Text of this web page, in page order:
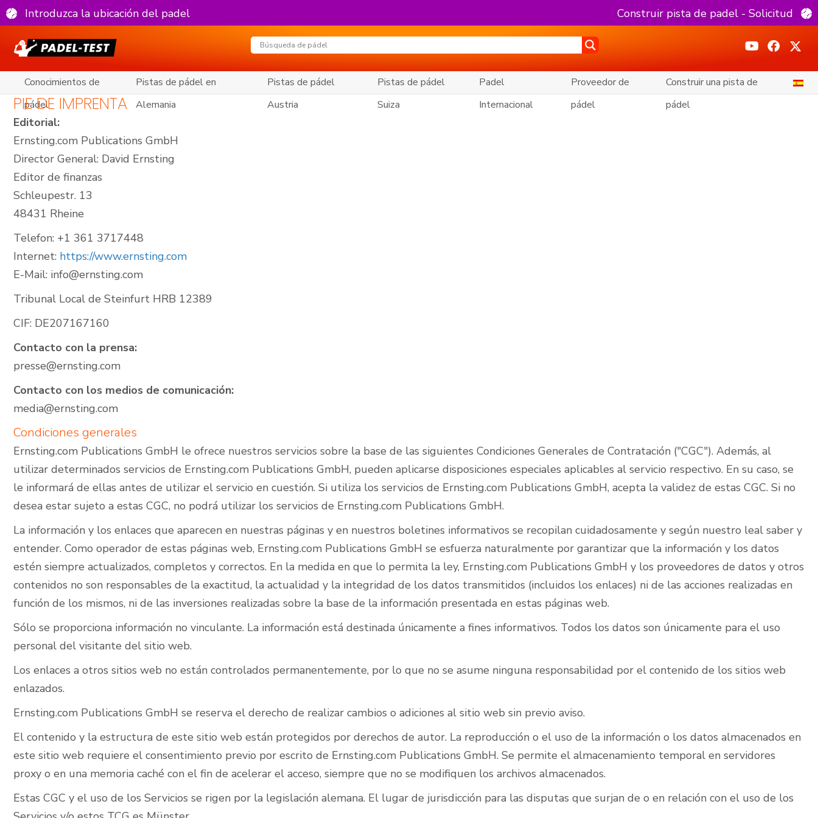
Introduzca la ubicación del padel Construir pista de padel - Solicitud
Conocimientos de
pádel
Pistas de pádel en
Alemania
Pistas de pádel
Austria
Pistas de pádel
Suiza
Padel
Internacional
Proveedor de
pádel
Construir una pista de
pádel
PIE DE IMPRENTA
Editorial:
Ernsting.com Publications GmbH
Director General: David Ernsting
Editor de finanzas
Schleupestr. 13
48431 Rheine
Telefon: +1 361 3717448
Internet: https://www.ernsting.com
E-Mail: info@ernsting.com
Tribunal Local de Steinfurt HRB 12389
CIF: DE207167160
Contacto con la prensa:
presse@ernsting.com
Contacto con los medios de comunicación:
media@ernsting.com
Condiciones generales
Ernsting.com Publications GmbH le ofrece nuestros servicios sobre la base de las siguientes Condiciones Generales de Contratación ("CGC"). Además, al
utilizar determinados servicios de Ernsting.com Publications GmbH, pueden aplicarse disposiciones especiales aplicables al servicio respectivo. En su caso, se
le informará de ellas antes de utilizar el servicio en cuestión. Si utiliza los servicios de Ernsting.com Publications GmbH, acepta la validez de estas CGC. Si no
desea estar sujeto a estas CGC, no podrá utilizar los servicios de Ernsting.com Publications GmbH.
La información y los enlaces que aparecen en nuestras páginas y en nuestros boletines informativos se recopilan cuidadosamente y según nuestro leal saber y
entender. Como operador de estas páginas web, Ernsting.com Publications GmbH se esfuerza naturalmente por garantizar que la información y los datos
estén siempre actualizados, completos y correctos. En la medida en que lo permita la ley, Ernsting.com Publications GmbH y los proveedores de datos y otros
contenidos no son responsables de la exactitud, la actualidad y la integridad de los datos transmitidos (incluidos los enlaces) ni de las acciones realizadas en
función de los mismos, ni de las inversiones realizadas sobre la base de la información presentada en estas páginas web.
Sólo se proporciona información no vinculante. La información está destinada únicamente a fines informativos. Todos los datos son únicamente para el uso
personal del visitante del sitio web.
Los enlaces a otros sitios web no están controlados permanentemente, por lo que no se asume ninguna responsabilidad por el contenido de los sitios web
enlazados.
Ernsting.com Publications GmbH se reserva el derecho de realizar cambios o adiciones al sitio web sin previo aviso.
El contenido y la estructura de este sitio web están protegidos por derechos de autor. La reproducción o el uso de la información o los datos almacenados en
este sitio web requiere el consentimiento previo por escrito de Ernsting.com Publications GmbH. Se permite el almacenamiento temporal en servidores
proxy o en una memoria caché con el fin de acelerar el acceso, siempre que no se modifiquen los archivos almacenados.
Estas CGC y el uso de los Servicios se rigen por la legislación alemana. El lugar de jurisdicción para las disputas que surjan de o en relación con el uso de los